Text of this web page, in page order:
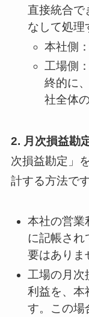
直接統合で
なして処理
本社側
工場側
終的に
社全体
2. 月次損益勘
次損益勘定」
計する方法です
本社の営業
に記帳され
要はありま
工場の月次
利益を、本
す。この場